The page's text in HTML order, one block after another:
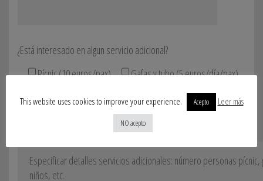
¿Está interesado en algun servicio adicional?
Pícnic (10 euros/pax)
Gafas y tubo (5 euros/día/pax)
Nevera de 40 litro (5 euros/día)
This website uses cookies to improve your experience. Acepto Leer más
NO acepto